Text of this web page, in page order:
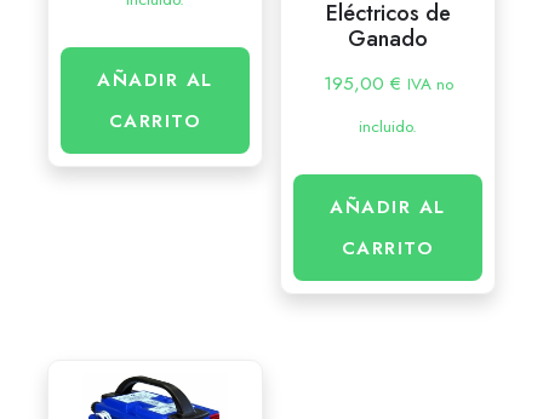
AÑADIR AL
CARRITO
Eléctricos de
Ganado
195,00 € IVA no
incluido.
AÑADIR AL
CARRITO